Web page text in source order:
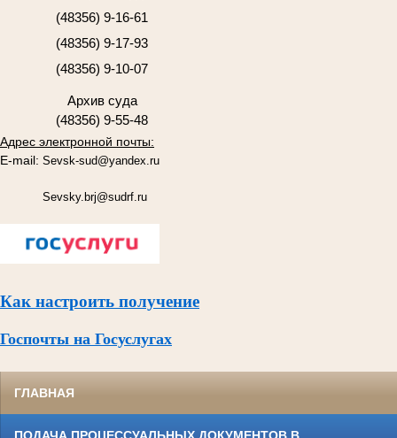
(48356) 9-16-61
(48356) 9-17-93
(48356) 9-10-07
Архив суда
(48356) 9-55-48
Адрес электронной почты:
E-mail: Sevsk-sud@yandex.ru
Sevsky.brj@sudrf.ru
Как настроить получение
Госпочты на Госуслугах
ГЛАВНАЯ